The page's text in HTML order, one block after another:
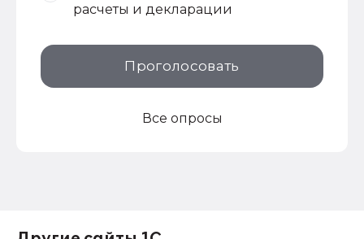
расчеты и декларации
Проголосовать
Все опросы